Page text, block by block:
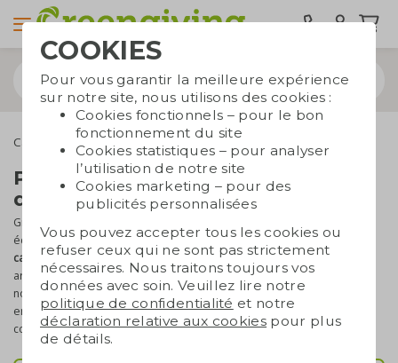
Cadeaux d'affaires écologiques
Personnalisation de cadeaux
d'affaires écologiques
Greengiving propose une
écologiques – cela va de soi. Sur cette page, vous trouverez nos
cadeaux en lien avec la croissance et la floraison, ainsi que des
articles promotionnels qui sont aussi, littéralement, verts. Bon
nombre de ces fleurs, plantes et petits arbres peuvent être
envoyés par courrier.Une manière originale de surprendre vos
collaborateurs ou partenaires !
COOKIES
Pour vous garantir la meilleure expérience
sur notre site, nous utilisons des cookies :
Cookies fonctionnels – pour le bon
fonctionnement du site
Cookies statistiques – pour analyser
l’utilisation de notre site
Cookies marketing – pour des
publicités personnalisées
Vous pouvez accepter tous les cookies ou
refuser ceux qui ne sont pas strictement
nécessaires. Nous traitons toujours vos
données avec soin. Veuillez lire notre
politique de confidentialité et notre
déclaration relative aux cookies pour plus
de détails.